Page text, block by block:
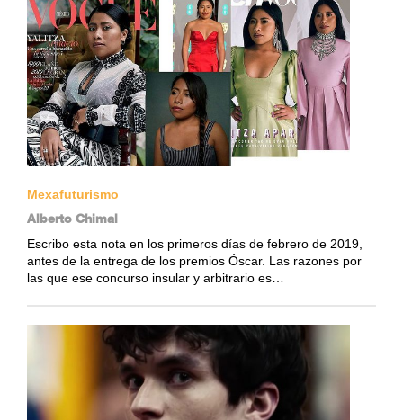
Mexafuturismo
Alberto Chimal
Escribo esta nota en los primeros días de febrero de 2019,
antes de la entrega de los premios Óscar. Las razones por
las que ese concurso insular y arbitrario es…